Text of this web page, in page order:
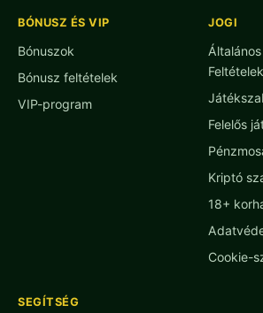
BÓNUSZ ÉS VIP
Bónuszok
Bónusz feltételek
VIP-program
JOGI
Feltételek
Felelős
Kriptó
18+
Cookie-
SEGÍTSÉG